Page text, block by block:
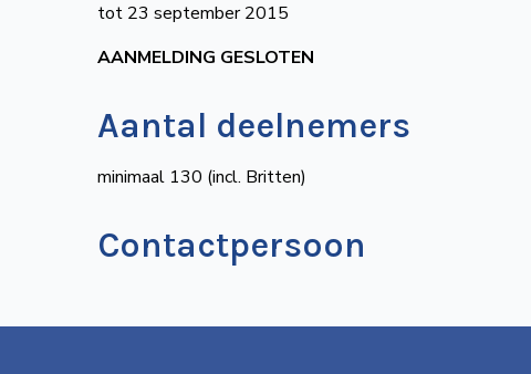
tot 23 september 2015
AANMELDING GESLOTEN
Aantal deelnemers
minimaal 130 (incl. Britten)
Contactpersoon